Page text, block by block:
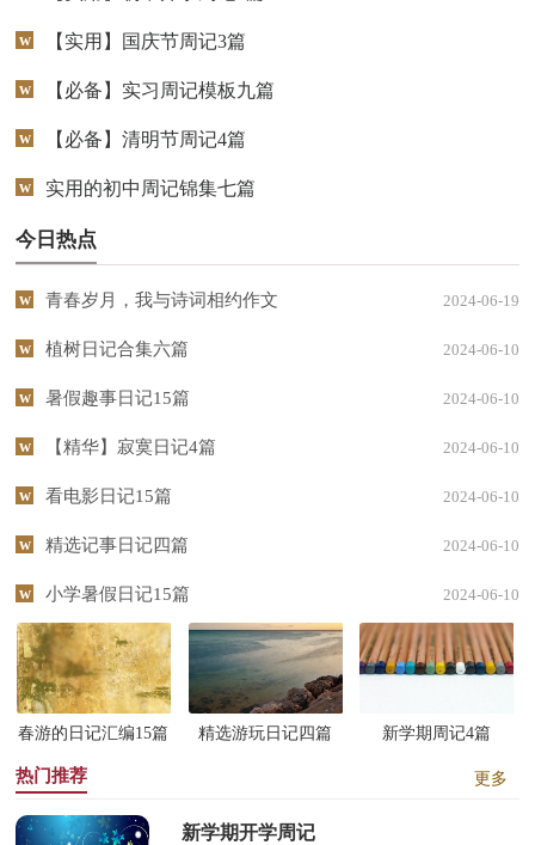
【实用】国庆节周记3篇
【必备】实习周记模板九篇
【必备】清明节周记4篇
实用的初中周记锦集七篇
今日热点
青春岁月，我与诗词相约作文 2024-06-19
植树日记合集六篇 2024-06-10
暑假趣事日记15篇 2024-06-10
【精华】寂寞日记4篇 2024-06-10
看电影日记15篇 2024-06-10
精选记事日记四篇 2024-06-10
小学暑假日记15篇 2024-06-10
春游的日记汇编15篇 精选游玩日记四篇 新学期周记4篇
热门推荐 更多
新学期开学周记